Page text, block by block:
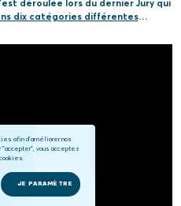
afin d'améliorer nos
"accepter", vous acceptez
JE PARAMÈTRE
déroulée lors du dernier Jury qui
dix catégories différentes…